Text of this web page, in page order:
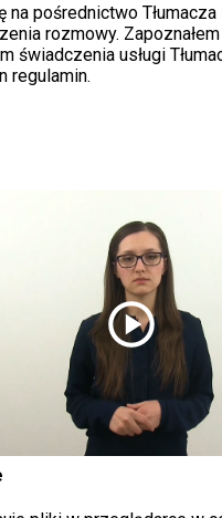
na pośrednictwo
rozmowy.
świadczenia usługi
regulamin.
play_circle